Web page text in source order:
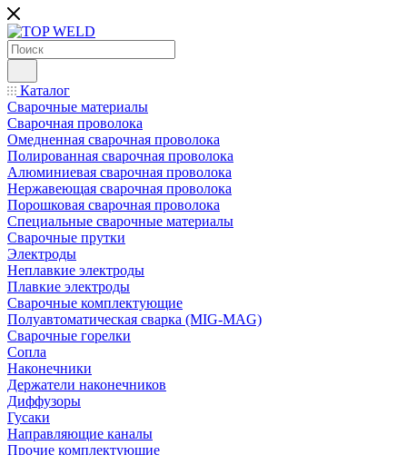
Каталог
Сварочные материалы
Сварочная проволока
Омедненная сварочная проволока
Полированная сварочная проволока
Алюминиевая сварочная проволока
Нержавеющая сварочная проволока
Порошковая сварочная проволока
Специальные сварочные материалы
Сварочные прутки
Электроды
Неплавкие электроды
Плавкие электроды
Сварочные комплектующие
Полуавтоматическая сварка (MIG-MAG)
Сварочные горелки
Сопла
Наконечники
Держатели наконечников
Диффузоры
Гусаки
Направляющие каналы
Прочие комплектующие